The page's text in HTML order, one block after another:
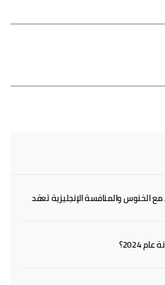
الخنوس والمنافسة الإنجليزية تعقد
2024؟